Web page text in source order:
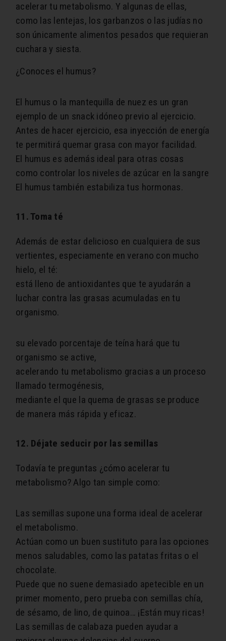
acelerar tu metabolismo. Y algunas de ellas,
como las lentejas, los garbanzos o las judías no
son únicamente alimentos pesados que requieran
cuchara y siesta.
¿Conoces el humus?
El humus o la mantequilla de nuez es un gran
ejemplo de un snack idóneo previo al ejercicio.
Antes de hacer ejercicio, esa inyección de energía
te permitirá quemar grasa con mayor facilidad.
El humus es además ideal para otras cosas
como controlar los niveles de azúcar en la sangre
El humus también estabiliza tus hormonas.
11. Toma té
Además de estar delicioso en cualquiera de sus
vertientes, especiamente en verano con mucho
hielo, el té:
está lleno de antioxidantes que te ayudarán a
luchar contra las grasas acumuladas en tu
organismo.
su elevado porcentaje de teína hará que tu
organismo se active,
acelerando tu metabolismo gracias a un proceso
llamado termogénesis,
mediante el que la quema de grasas se produce
de manera más rápida y eficaz.
12. Déjate seducir por las semillas
Todavía te preguntas ¿cómo acelerar tu
metabolismo? Algo tan simple como:
Las semillas supone una forma ideal de acelerar
el metabolismo.
Actúan como un buen sustituto para las opciones
menos saludables, como las patatas fritas o el
chocolate.
​Puede que no suene demasiado apetecible en un
primer momento, pero prueba con semillas chía,
de sésamo, de lino, de quinoa… ¡Están muy ricas!
Las semillas de calabaza pueden ayudar a